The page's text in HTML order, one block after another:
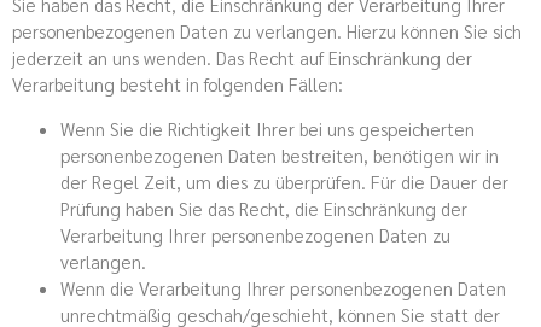
personenbezogenen Daten zu verlangen. Hierzu können Sie sich
jederzeit an uns wenden. Das Recht auf Einschränkung der
Verarbeitung besteht in folgenden Fällen:
Wenn Sie die Richtigkeit Ihrer bei uns gespeicherten
personenbezogenen Daten bestreiten, benötigen wir in
der Regel Zeit, um dies zu überprüfen. Für die Dauer der
Prüfung haben Sie das Recht, die Einschränkung der
Verarbeitung Ihrer personenbezogenen Daten zu
verlangen.
Wenn die Verarbeitung Ihrer personenbezogenen Daten
unrechtmäßig geschah/geschieht, können Sie statt der